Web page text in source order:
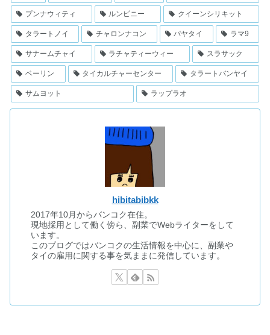
プンナウィティ ルンピニー クイーンシリキット
タラートノイ チャロンナコン パヤタイ ラマ9
サナームチャイ ラチャティーウィー スラサック
ベーリン タイカルチャーセンター タラートバンヤイ
サムヨット ラップラオ
hibitabibkk
2017年10月からバンコク在住。
現地採用として働く傍ら、副業でWebライターをして
います。
このブログではバンコクの生活情報を中心に、副業や
タイの雇用に関する事を気ままに発信しています。